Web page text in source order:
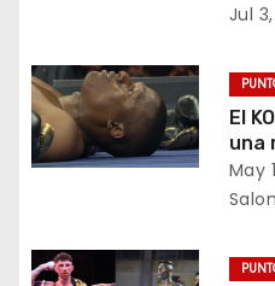
e
n
t
a
Jul
El
una
May